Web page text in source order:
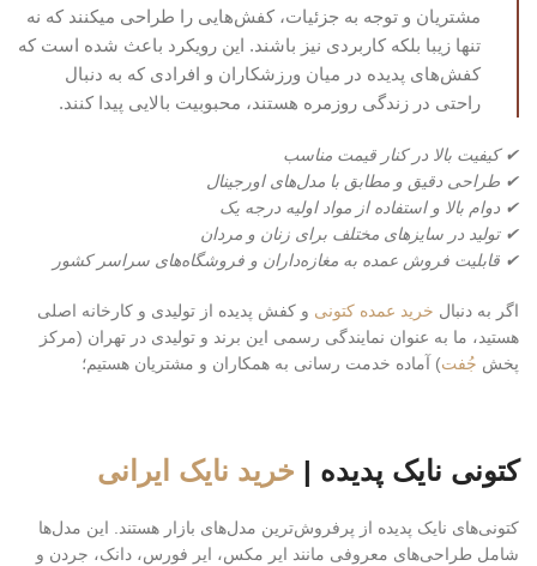
مشتريان و توجه به جزئيات، کفش‌هايی را طراحی ميکنند که نه
تنها زيبا بلکه کاربردی نيز باشند. اين رويکرد باعث شده است که
کفش‌های پديده در ميان ورزشکاران و افرادی که به دنبال
راحتی در زندگی روزمره هستند، محبوبيت بالايی پيدا کنند.
✔ کیفیت بالا در کنار قیمت مناسب
✔ طراحی دقیق و مطابق با مدل‌های اورجینال
✔ دوام بالا و استفاده از مواد اولیه درجه یک
✔ تولید در سایزهای مختلف برای زنان و مردان
✔ قابلیت فروش عمده به مغازه‌داران و فروشگاه‌های سراسر کشور
اگر به دنبال خرید عمده کتونی و کفش پدیده از تولیدی و کارخانه اصلی
هستید، ما به عنوان نمایندگی رسمی این برند و تولیدی در تهران (مرکز
پخش جُفت) آماده خدمت رسانی به همکاران و مشتریان هستیم؛
کتونی نایک پدیده | خرید نایک ایرانی
کتونی‌های نایک پدیده از پرفروش‌ترین مدل‌های بازار هستند. این مدل‌ها
شامل طراحی‌های معروفی مانند ایر مکس، ایر فورس، دانک، جردن و